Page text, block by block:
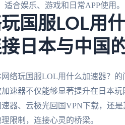
适合娱乐、游戏和日常APP使用。
国服LOL用
日本与中国
络玩国服LOL用什么加速器？
速器不仅能够显著提升在日本
器、云极光回国VPN下载，还
限制，连接心灵的桥梁。